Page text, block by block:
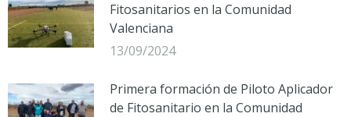
Fitosanitarios en la Comunidad
Valenciana
13/09/2024
Primera formación de Piloto Aplicador
de Fitosanitario en la Comunidad